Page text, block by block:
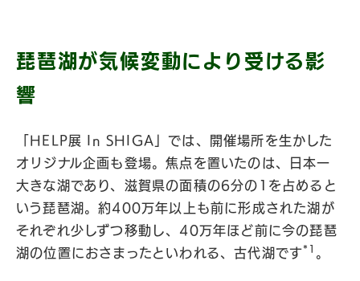
琵琶湖が気候変動により受ける影
響
「HELP展 In SHIGA」では、開催場所を生かした
オリジナル企画も登場。焦点を置いたのは、日本一
大きな湖であり、滋賀県の面積の6分の1を占めると
いう琵琶湖。約400万年以上も前に形成された湖が
それぞれ少しずつ移動し、40万年ほど前に今の琵琶
湖の位置におさまったといわれる、古代湖です*1 。